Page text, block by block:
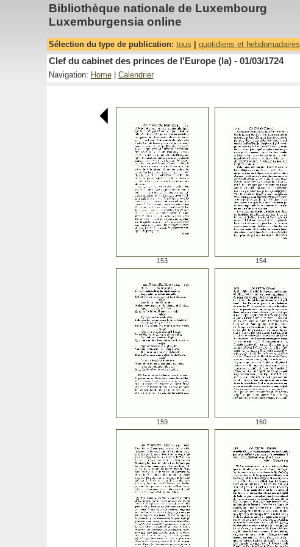
Bibliothèque nationale de Luxembourg
Luxemburgensia online
Sélection du type de publication: tous quotidiens et hebdomadaires
Clef du cabinet des princes de l'Europe (la) - 01/03/1724
Navigation: Home| Calendrier
153 154
159 160